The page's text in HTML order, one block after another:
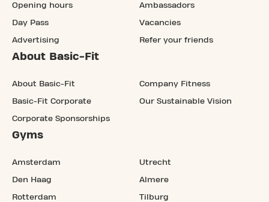
Opening hours
Day Pass
Advertising
Ambassadors
Vacancies
Refer your friends
About Basic-Fit
About Basic-Fit
Basic-Fit Corporate
Corporate Sponsorships
Company Fitness
Our Sustainable Vision
Gyms
Amsterdam
Den Haag
Rotterdam
Utrecht
Almere
Tilburg